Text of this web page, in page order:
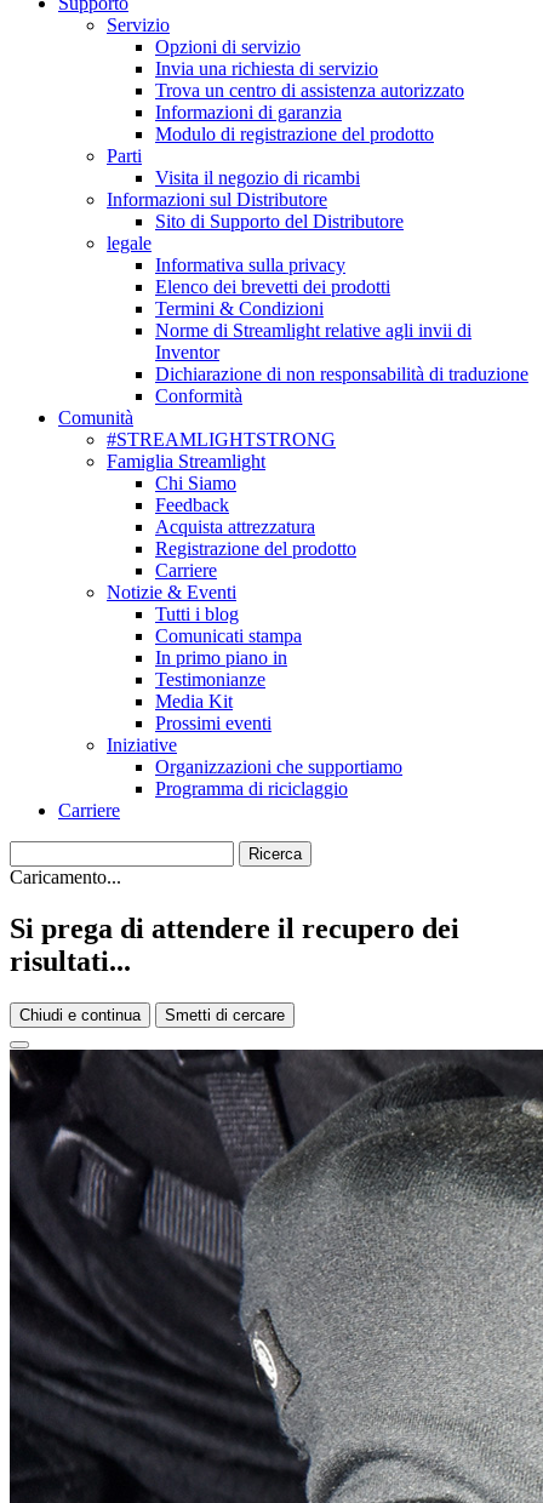
Servizio
Opzioni di servizio
Invia una richiesta di servizio
Trova un centro di assistenza autorizzato
Informazioni di garanzia
Modulo di registrazione del prodotto
Parti
Visita il negozio di ricambi
Informazioni sul Distributore
Sito di Supporto del Distributore
legale
Informativa sulla privacy
Elenco dei brevetti dei prodotti
Termini & Condizioni
Norme di Streamlight relative agli invii di
Inventor
Dichiarazione di non responsabilità di traduzione
Conformità
Comunità
#STREAMLIGHTSTRONG
Famiglia Streamlight
Chi Siamo
Feedback
Acquista attrezzatura
Registrazione del prodotto
Carriere
Notizie & Eventi
Tutti i blog
Comunicati stampa
In primo piano in
Testimonianze
Media Kit
Prossimi eventi
Iniziative
Organizzazioni che supportiamo
Programma di riciclaggio
Carriere
Caricamento...
Si prega di attendere il recupero dei
risultati...
Chiudi e continua Smetti di cercare